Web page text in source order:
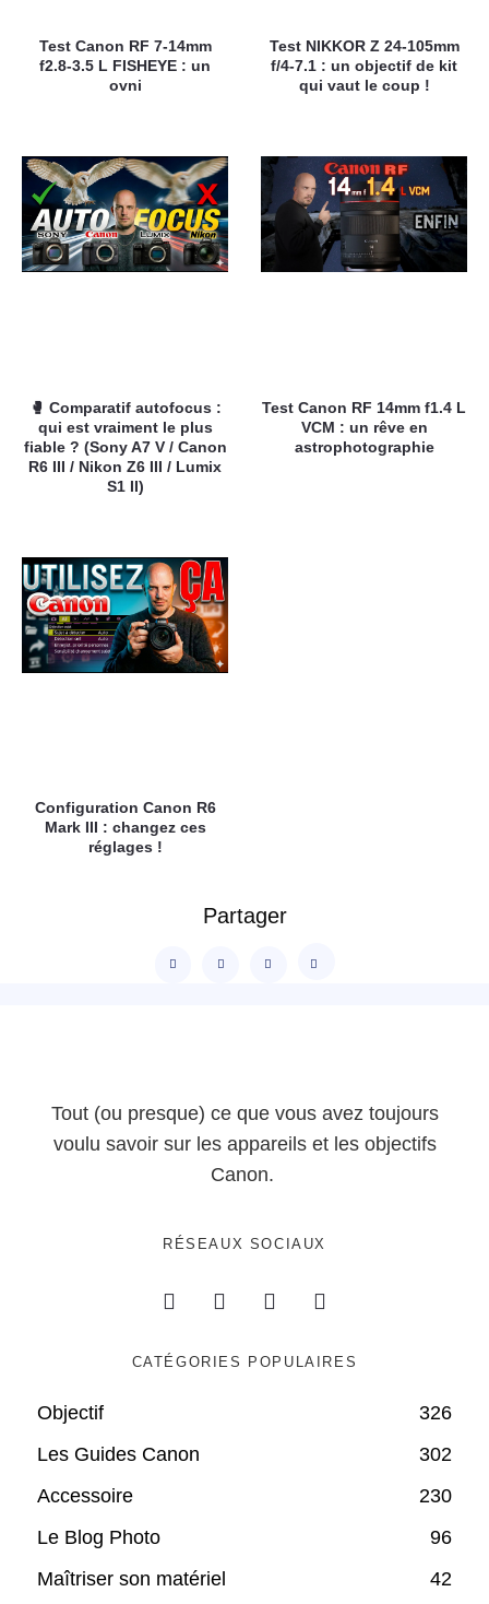
Test Canon RF 7-14mm
f2.8-3.5 L FISHEYE : un
ovni
Test NIKKOR Z 24-105mm
f/4-7.1 : un objectif de kit
qui vaut le coup !
🥊 Comparatif autofocus :
qui est vraiment le plus
fiable ? (Sony A7 V / Canon
R6 III / Nikon Z6 III / Lumix
S1 II)
Test Canon RF 14mm f1.4 L
VCM : un rêve en
astrophotographie
Configuration Canon R6
Mark III : changez ces
réglages !
Partager
Tout (ou presque) ce que vous avez toujours
voulu savoir sur les appareils et les objectifs
Canon.
RÉSEAUX SOCIAUX
CATÉGORIES POPULAIRES
Objectif
326
Les Guides Canon
302
Accessoire
230
Le Blog Photo
96
Maîtriser son matériel
42